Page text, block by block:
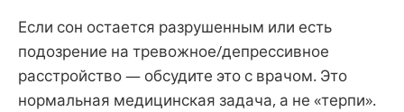
Если сон остается разрушенным или есть
подозрение на тревожное/депрессивное
расстройство — обсудите это с врачом. Это
нормальная медицинская задача, а не «терпи».